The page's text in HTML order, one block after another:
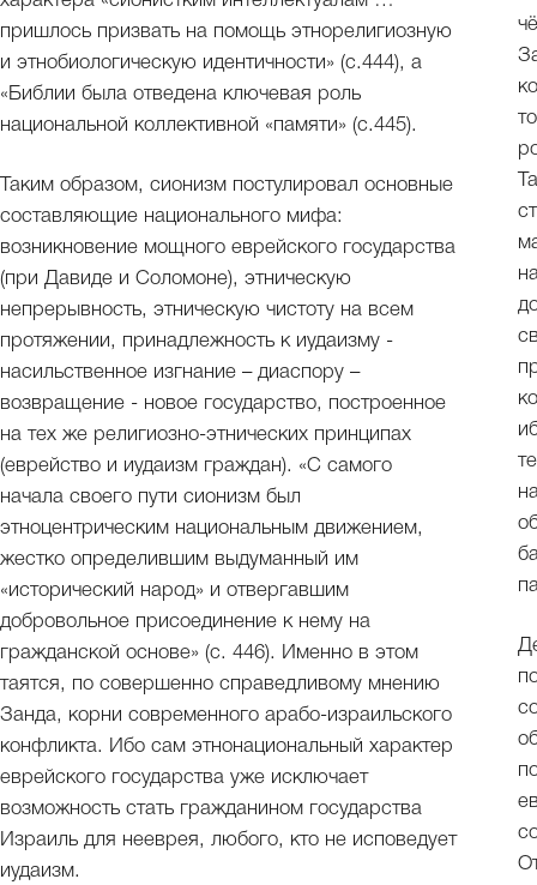
пришлось призвать на помощь этнорелигиозную
и этнобиологическую идентичности» (с.444), а
«Библии была отведена ключевая роль
национальной коллективной «памяти» (с.445).
Таким образом, сионизм постулировал основные
составляющие национального мифа:
возникновение мощного еврейского государства
(при Давиде и Соломоне), этническую
непрерывность, этническую чистоту на всем
протяжении, принадлежность к иудаизму -
насильственное изгнание – диаспору –
возвращение - новое государство, построенное
на тех же религиозно-этнических принципах
(еврейство и иудаизм граждан). «С самого
начала своего пути сионизм был
этноцентрическим национальным движением,
жестко определившим выдуманный им
«исторический народ» и отвергавшим
добровольное присоединение к нему на
гражданской основе» (с. 446). Именно в этом
таятся, по совершенно справедливому мнению
Занда, корни современного арабо-израильского
конфликта. Ибо сам этнонациональный характер
еврейского государства уже исключает
возможность стать гражданином государства
Израиль для нееврея, любого, кто не исповедует
иудаизм.